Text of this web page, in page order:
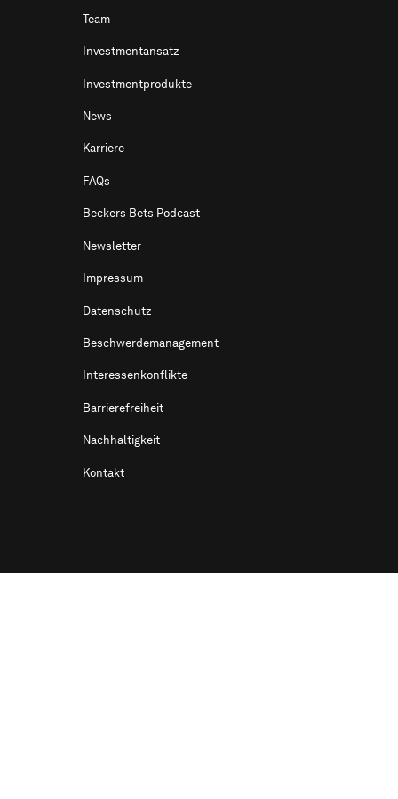
Team
Investmentansatz
Investmentprodukte
News
Karriere
FAQs
Beckers Bets Podcast
Newsletter
Impressum
Datenschutz
Beschwerdemanagement
Interessenkonflikte
Barrierefreiheit
Nachhaltigkeit
Kontakt